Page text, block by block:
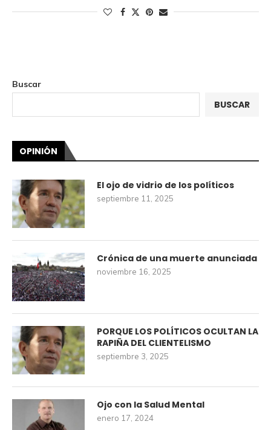
Buscar
BUSCAR
OPINIÓN
El ojo de vidrio de los políticos
septiembre 11, 2025
Crónica de una muerte anunciada
noviembre 16, 2025
PORQUE LOS POLÍTICOS OCULTAN LA
RAPIÑA DEL CLIENTELISMO
septiembre 3, 2025
Ojo con la Salud Mental
enero 17, 2024